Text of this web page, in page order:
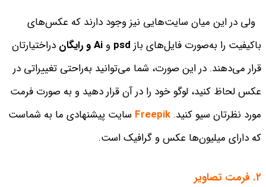
ولی در این میان سایت‌هایی نیز وجود دارند که عکس‌های
باکیفیت را به‌صورت فایل‌های بازpsd وAi و رایگان دراختیارتان
قرار می‌دهند. در این صورت، شما می‌توانید به‌راحتی تغییراتی در
عکس لحاظ کنید، لوگو خود را در آن قرار دهید و به صورت فرمت
مورد نظرتان سیو کنید.
سایت پیشنهادی ما به شماست
که دارای میلیون‌ها عکس و گرافیک است.
۲. فرمت تصاویر